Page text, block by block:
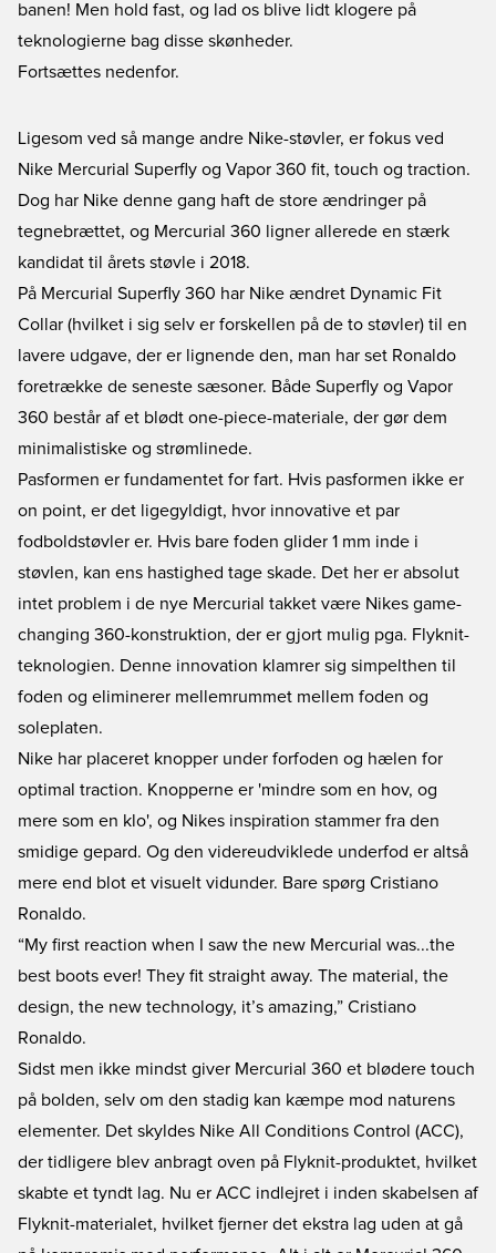
banen! Men hold fast, og lad os blive lidt klogere på
teknologierne bag disse skønheder.
Fortsættes nedenfor.
Ligesom ved så mange andre Nike-støvler, er fokus ved
Nike Mercurial Superfly og Vapor 360 fit, touch og traction.
Dog har Nike denne gang haft de store ændringer på
tegnebrættet, og Mercurial 360 ligner allerede en stærk
kandidat til årets støvle i 2018.
På Mercurial Superfly 360 har Nike ændret Dynamic Fit
Collar (hvilket i sig selv er forskellen på de to støvler) til en
lavere udgave, der er lignende den, man har set Ronaldo
foretrække de seneste sæsoner. Både Superfly og Vapor
360 består af et blødt one-piece-materiale, der gør dem
minimalistiske og strømlinede.
Pasformen er fundamentet for fart. Hvis pasformen ikke er
on point, er det ligegyldigt, hvor innovative et par
fodboldstøvler er. Hvis bare foden glider 1 mm inde i
støvlen, kan ens hastighed tage skade. Det her er absolut
intet problem i de nye Mercurial takket være Nikes game-
changing 360-konstruktion, der er gjort mulig pga. Flyknit-
teknologien. Denne innovation klamrer sig simpelthen til
foden og eliminerer mellemrummet mellem foden og
soleplaten.
Nike har placeret knopper under forfoden og hælen for
optimal traction. Knopperne er 'mindre som en hov, og
mere som en klo', og Nikes inspiration stammer fra den
smidige gepard. Og den videreudviklede underfod er altså
mere end blot et visuelt vidunder. Bare spørg Cristiano
Ronaldo.
“My first reaction when I saw the new Mercurial was...the
best boots ever! They fit straight away. The material, the
design, the new technology, it’s amazing,” Cristiano
Ronaldo.
Sidst men ikke mindst giver Mercurial 360 et blødere touch
på bolden, selv om den stadig kan kæmpe mod naturens
elementer. Det skyldes Nike All Conditions Control (ACC),
der tidligere blev anbragt oven på Flyknit-produktet, hvilket
skabte et tyndt lag. Nu er ACC indlejret i inden skabelsen af
Flyknit-materialet, hvilket fjerner det ekstra lag uden at gå